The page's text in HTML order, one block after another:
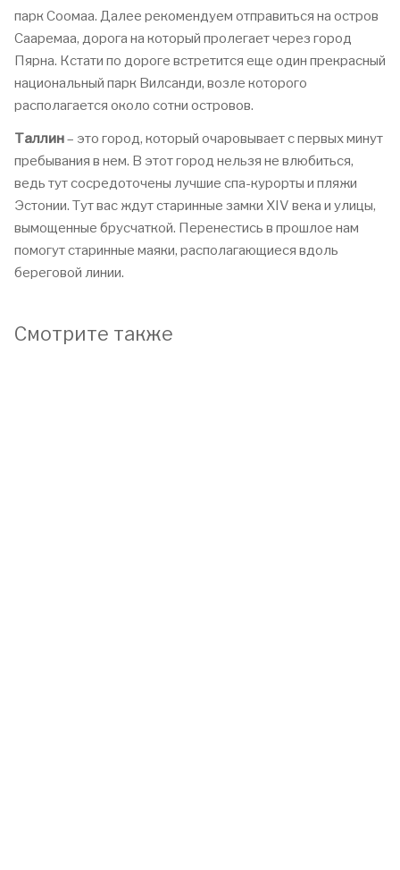
парк Соомаа. Далее рекомендуем отправиться на остров
Сааремаа, дорога на который пролегает через город
Пярна. Кстати по дороге встретится еще один прекрасный
национальный парк Вилсанди, возле которого
располагается около сотни островов.
Таллин– это город, который очаровывает с первых минут
пребывания в нем. В этот город нельзя не влюбиться,
ведь тут сосредоточены лучшие спа-курорты и пляжи
Эстонии. Тут вас ждут старинные замки XIV века и улицы,
вымощенные брусчаткой. Перенестись в прошлое нам
помогут старинные маяки, располагающиеся вдоль
береговой линии.
Смотрите также